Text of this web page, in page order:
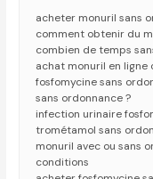
acheter monuril sans
comment obtenir du
combien de temps
achat monuril en ligne
fosfomycine sans
sans ordonnance ?
infection urinaire
trométamol sans
monuril avec ou sans
conditions